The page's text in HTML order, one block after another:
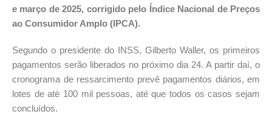
e março de 2025, corrigido pelo Índice Nacional de Preços
ao Consumidor Amplo (IPCA).
Segundo o presidente do INSS, Gilberto Waller, os primeiros
pagamentos serão liberados no próximo dia 24. A partir daí, o
cronograma de ressarcimento prevê pagamentos diários, em
lotes de até 100 mil pessoas, até que todos os casos sejam
concluídos.